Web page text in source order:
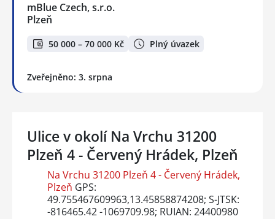
mBlue Czech, s.r.o.
Plzeň
50 000 – 70 000 Kč Plný úvazek
Zveřejněno: 3. srpna
Ulice v okolí Na Vrchu 31200
Plzeň 4 - Červený Hrádek, Plzeň
Na Vrchu 31200 Plzeň 4 - Červený Hrádek,
Plzeň GPS:
49.755467609963,13.45858874208; S-JTSK:
-816465.42 -1069709.98; RUIAN: 24400980